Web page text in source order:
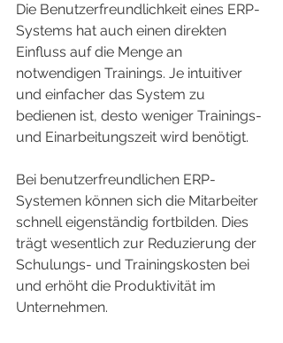
Die Benutzerfreundlichkeit eines ERP-
Systems hat auch einen direkten
Einfluss auf die Menge an
notwendigen Trainings. Je intuitiver
und einfacher das System zu
bedienen ist, desto weniger Trainings-
und Einarbeitungszeit wird benötigt.
Bei benutzerfreundlichen ERP-
Systemen können sich die Mitarbeiter
schnell eigenständig fortbilden. Dies
trägt wesentlich zur Reduzierung der
Schulungs- und Trainingskosten bei
und erhöht die Produktivität im
Unternehmen.